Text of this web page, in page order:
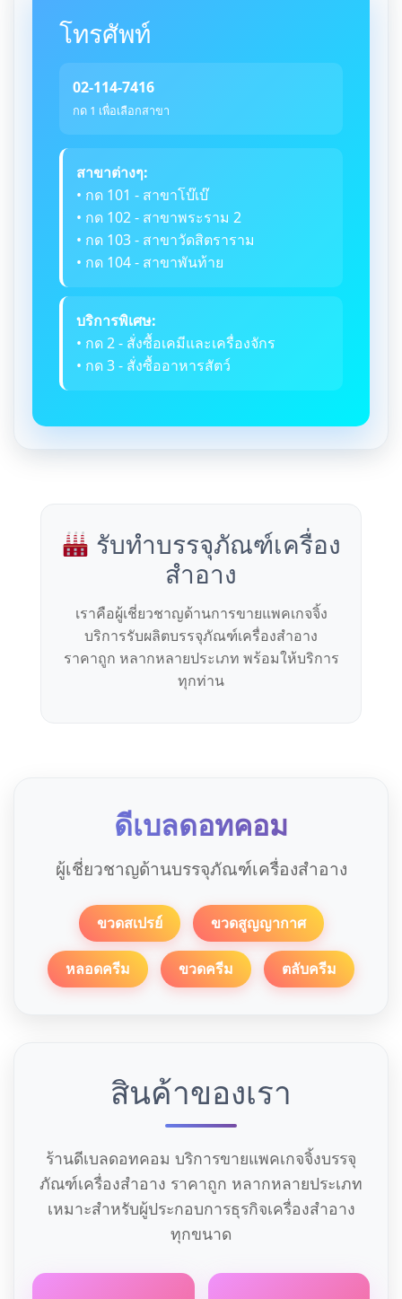
โทรศัพท์
02-114-7416
กด 1 เพื่อเลือกสาขา
สาขาต่างๆ:
• กด 101 - สาขาโบ๊เบ๊
• กด 102 - สาขาพระราม 2
• กด 103 - สาขาวัดสิตราราม
• กด 104 - สาขาพันท้าย
บริการพิเศษ:
• กด 2 - สั่งซื้อเคมีและเครื่องจักร
• กด 3 - สั่งซื้ออาหารสัตว์
รับทำบรรจุภัณฑ์เครื่อง
สำอาง
เราคือผู้เชี่ยวชาญด้านการขายแพคเกจจิ้ง
บริการรับผลิตบรรจุภัณฑ์เครื่องสำอาง
ราคาถูก หลากหลายประเภท พร้อมให้บริการ
ทุกท่าน
ดีเบลดอทคอม
ผู้เชี่ยวชาญด้านบรรจุภัณฑ์เครื่องสำอาง
ขวดสเปรย์ ขวดสูญญากาศ
หลอดครีม ขวดครีม ตลับครีม
สินค้าของเรา
ร้านดีเบลดอทคอม บริการขายแพคเกจจิ้งบรรจุ
ภัณฑ์เครื่องสำอาง ราคาถูก หลากหลายประเภท
เหมาะสำหรับผู้ประกอบการธุรกิจเครื่องสำอาง
ทุกขนาด